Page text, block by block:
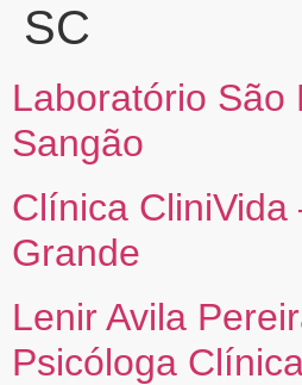
SC
Laboratório São
Sangão
Clínica CliniVida
Grande
Lenir Avila
Psicóloga